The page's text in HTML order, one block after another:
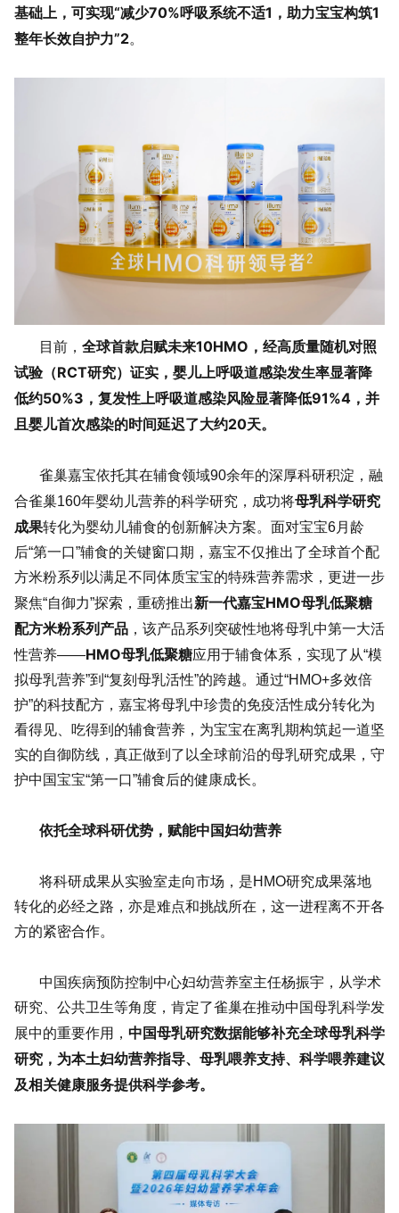
基础上，可实现“减少70%呼吸系统不适1，助力宝宝构筑1
整年长效自护力”2。
目前， 全球首款启赋未来10HMO，经高质量随机对照
试验（RCT研究）证实，婴儿上呼吸道感染发生率显著降
低约50%3，复发性上呼吸道感染风险显著降低91%4，并
且婴儿首次感染的时间延迟了大约20天。
雀巢嘉宝依托其在辅食领域90余年的深厚科研积淀，融
合雀巢160年婴幼儿营养的科学研究，成功将母乳科学研究
成果转化为婴幼儿辅食的创新解决方案。面对宝宝6月龄
后“第一口”辅食的关键窗口期，嘉宝不仅推出了全球首个配
方米粉系列以满足不同体质宝宝的特殊营养需求，更进一步
聚焦“自御力”探索，重磅推出新一代嘉宝HMO母乳低聚糖
配方米粉系列产品 ，该产品系列突破性地将母乳中第一大活
性营养——HMO母乳低聚糖应用于辅食体系，实现了从“模
拟母乳营养”到“复刻母乳活性”的跨越。通过“HMO+多效倍
护”的科技配方，嘉宝将母乳中珍贵的免疫活性成分转化为
看得见、吃得到的辅食营养，为宝宝在离乳期构筑起一道坚
实的自御防线，真正做到了以全球前沿的母乳研究成果，守
护中国宝宝“第一口”辅食后的健康成长。
依托全球科研优势，赋能中国妇幼营养
将科研成果从实验室走向市场，是HMO研究成果落地
转化的必经之路，亦是难点和挑战所在，这一进程离不开各
方的紧密合作。
中国疾病预防控制中心妇幼营养室主任杨振宇，从学术
研究、公共卫生等角度，肯定了雀巢在推动中国母乳科学发
展中的重要作用， 中国母乳研究数据能够补充全球母乳科学
研究，为本土妇幼营养指导、母乳喂养支持、科学喂养建议
及相关健康服务提供科学参考。